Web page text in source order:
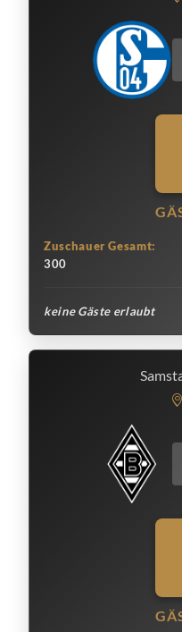
Zuschauer Gesamt:
300
keine Gäste erlaubt